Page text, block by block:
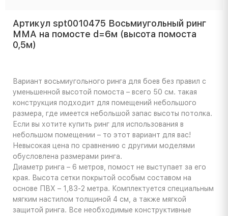
Артикул spt0010475 Восьмиугольный ринг
ММА на помосте d=6м (высота помоста
0,5м)
Вариант восьмиугольного ринга для боев без правил с
уменьшенной высотой помоста – всего 50 см. такая
конструкция подходит для помещений небольшого
размера, где имеется небольшой запас высоты потолка.
Если вы хотите купить ринг для использования в
небольшом помещении – то этот вариант для вас!
Невысокая цена по сравнению с другими моделями
обусловлена размерами ринга.
Диаметр ринга – 6 метров, помост не выступает за его
края. Высота сетки покрытой особым составом на
основе ПВХ – 1,83-2 метра. Комплектуется специальным
мягким настилом толщиной 4 см, а также мягкой
защитой ринга. Все необходимые конструктивные